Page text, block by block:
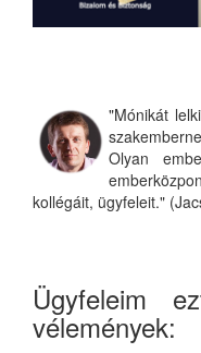
"Mónikát
Olyan
kollégáit, ügyfeleit."
Ügyfeleim
vélemények: